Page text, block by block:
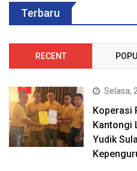
Terbaru
RECENT
Selasa,
Koperasi
Kantongi
Yudik